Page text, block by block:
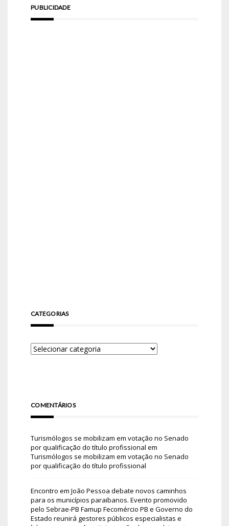
PUBLICIDADE
CATEGORIAS
COMENTÁRIOS
Turismólogos se mobilizam em votação no Senado
por qualificação do título profissional em
Turismólogos se mobilizam em votação no Senado
por qualificação do título profissional
Encontro em João Pessoa debate novos caminhos
para os municípios paraibanos. Evento promovido
pelo Sebrae-PB Famup Fecomércio PB e Governo do
Estado reunirá gestores públicos especialistas e